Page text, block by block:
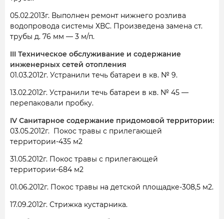
05.02.2013г. Выполнен ремонт нижнего розлива
водопровода системы ХВС. Произведена замена ст.
трубы д. 76 мм — 3 м/п.
III Техническое обслуживание и содержание
инженерных сетей отопления
01.03.2012г. Устранили течь батареи в кв. № 9.
13.02.2012г. Устранили течь батареи в кв. № 45 —
перепаковали пробку.
IV Санитарное содержание придомовой территории:
03.05.2012г. Покос травы с прилегающей
территории-435 м2
31.05.2012г. Покос травы с прилегающей
территории-684 м2
01.06.2012г. Покос травы на детской площадке-308,5 м2.
17.09.2012г. Стрижка кустарника.